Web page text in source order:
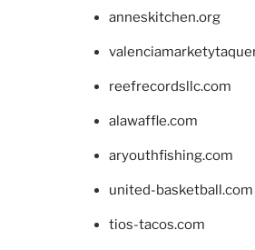
anneskitchen.org
reefrecordsllc.com
alawaffle.com
aryouthfishing.com
united-basketball.com
tios-tacos.com